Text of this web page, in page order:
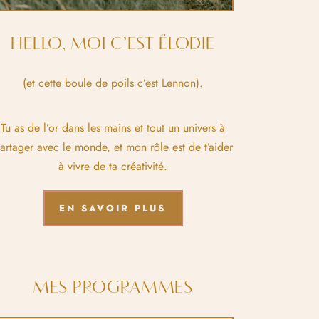
HELLO, MOI C’EST ËLODIE
(et cette boule de poils c’est Lennon).
Tu as de l’or dans les mains et tout un univers à
avec le monde, et mon rôle est de t’aider
à vivre de ta créativité.
EN SAVOIR PLUS
MES PROGRAMMES